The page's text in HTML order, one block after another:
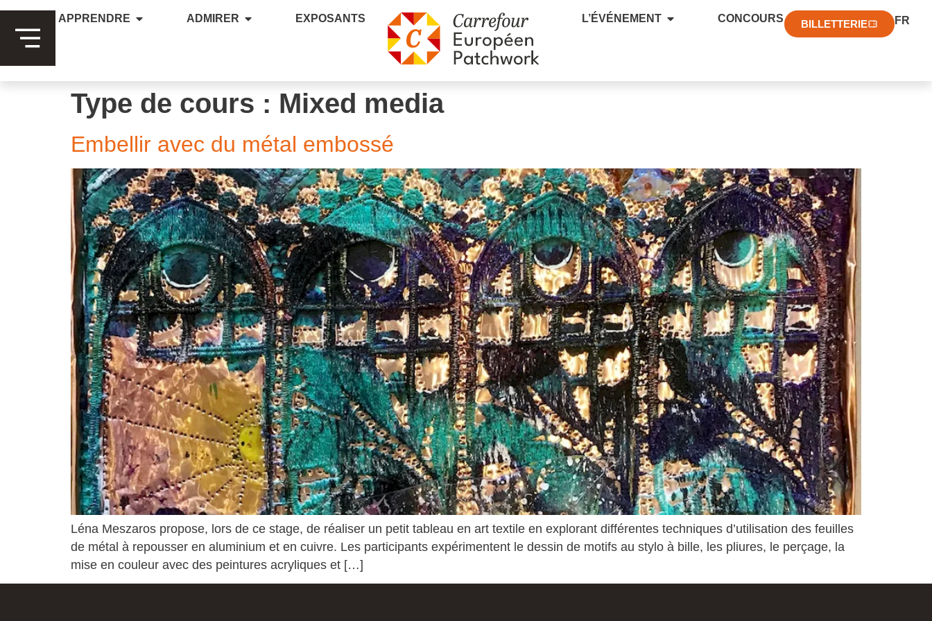
APPRENDRE ADMIRER EXPOSANTS L’ÉVÉNEMENT CONCOURS BILLETTERIE FR
DE
Type de cours : Mixed media
Embellir avec du métal embossé
Léna Meszaros propose, lors de ce stage, de réaliser un petit tableau en art textile en explorant différentes techniques d’utilisation des feuilles
de métal à repousser en aluminium et en cuivre. Les participants expérimentent le dessin de motifs au stylo à bille, les pliures, le perçage, la
mise en couleur avec des peintures acryliques et […]